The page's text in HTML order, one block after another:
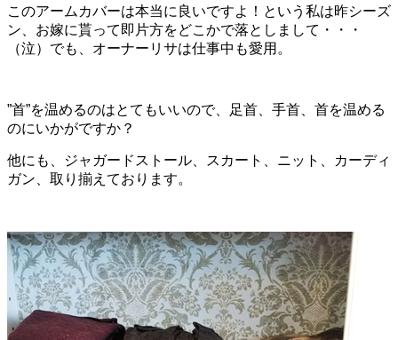
このアームカバーは本当に良いですよ！という私は昨シーズ
ン、お嫁に貰って即片方をどこかで落としまして・・・
（泣）でも、オーナーリサは仕事中も愛用。
”首”を温めるのはとてもいいので、足首、手首、首を温める
のにいかがですか？
他にも、ジャガードストール、スカート、ニット、カーディ
ガン、取り揃えております。